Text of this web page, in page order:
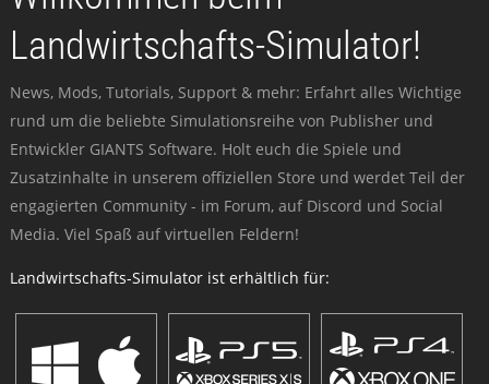
Landwirtschafts-Simulator!
News, Mods, Tutorials, Support & mehr: Erfahrt alles Wichtige
rund um die beliebte Simulationsreihe von Publisher und
Entwickler GIANTS Software. Holt euch die Spiele und
Zusatzinhalte in unserem offiziellen Store und werdet Teil der
engagierten Community - im Forum, auf Discord und Social
Media. Viel Spaß auf virtuellen Feldern!
Landwirtschafts-Simulator ist erhältlich für: